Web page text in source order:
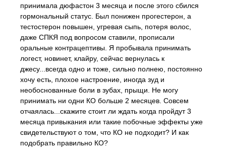
принимала дюфастон 3 месяца и после этого сбился
гормональный статус. Был понижен прогестерон, а
тестостерон повышен, угревая сыпь, потеря волос,
даже СПКЯ под вопросом ставили, прописали
оральные контрацептивы. Я пробывала принимать
логест, новинет, клайру, сейчас вернулась к
джесу...всегда одно и тоже, сильно полнею, постоянно
хочу есть, плохое настроение, иногда зуд и
необоснованные боли в зубах, прыщи. Не могу
принимать ни одни КО больше 2 месяцев. Совсем
отчаялась...скажите стоит ли ждать когда пройдут 3
месяца привыкания или такие побочные эффекты уже
свидетельствуют о том, что КО не подходит? И как
подобрать правильно КО?